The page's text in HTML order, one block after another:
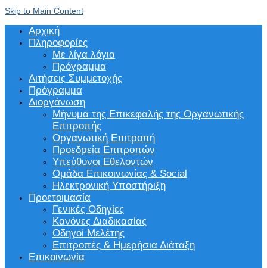
Skip to Main Content
Αρχική
Πληροφορίες
Με λίγα λόγια
Πρόγραμμα
Αιτήσεις Συμμετοχής
Πρόγραμμα
Διοργάνωση
Μήνυμα της Επικεφαλής της Οργανωτικής
Επιτροπής
Οργανωτική Επιτροπή
Προεδρεία Επιτροπών
Υπεύθυνοι Εθελοντών
Ομάδα Επικοινωνίας & Social
Ηλεκτρονική Υποστήριξη
Προετοιμασία
Γενικές Οδηγίες
Κανόνες Διαδικασίας
Οδηγοί Μελέτης
Επιτροπές & Ημερήσια Διάταξη
Επικοινωνία